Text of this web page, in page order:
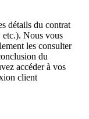
détails du contrat
Nous vous
les consulter
du
accéder à vos
client